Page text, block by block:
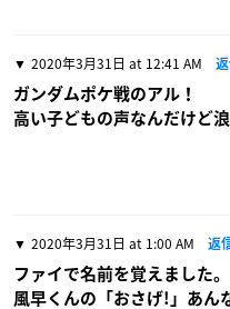
2020年3月31日 at 12:41 AM
ガンダムポケ戦のアル！
高い子どもの声なんだけど
2020年3月31日 at 1:00 AM 返
ファイで名前を覚えました
風早くんの「おさげ!」あん